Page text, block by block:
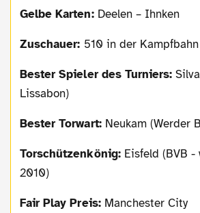
Gelbe Karten:Deelen – Ihnken
Zuschauer: 510 in der
Bester Spieler des Turniers:
Lissabon)
Bester Torwart:Neukam (Werder
Torschützenkönig:Eisfeld (BVB -
2010)
Fair Play Preis: Manchester City